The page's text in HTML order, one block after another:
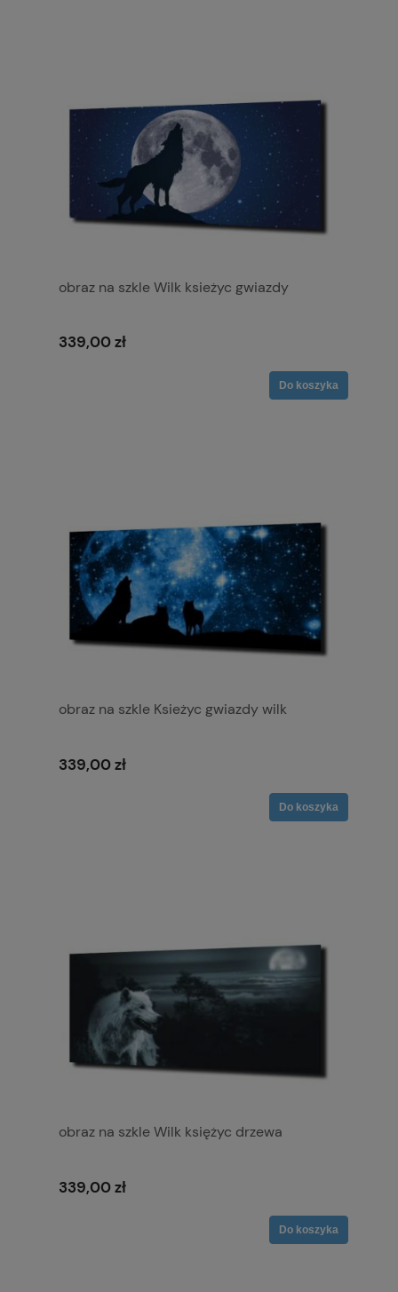
obraz na szkle Wilk ksieżyc gwiazdy
339,00 zł
Do koszyka
obraz na szkle Ksieżyc gwiazdy wilk
339,00 zł
Do koszyka
obraz na szkle Wilk księżyc drzewa
339,00 zł
Do koszyka